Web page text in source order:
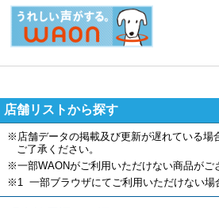
店舗リストから探す
※店舗データの掲載及び更新が遅れている場
ご了承ください。
※一部WAONがご利用いただけない商品がご
※1 一部ブラウザにてご利用いただけない場